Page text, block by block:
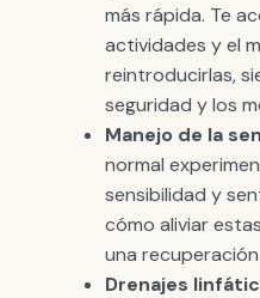
más rápida. Te
actividades y el
reintroducirlas,
seguridad y los
Manejo de la
normal
sensibilidad y
cómo aliviar
una
Drenajes